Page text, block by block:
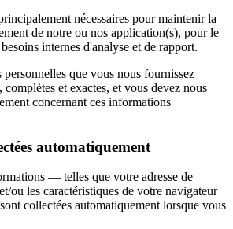
nécessaires pour maintenir la
de notre ou nos application(s), pour le
internes d'analyse et de rapport.
que vous nous fournissez
et exactes, et vous devez nous
concernant ces informations
automatiquement
— telles que votre adresse de
ou les caractéristiques de votre navigateur
collectées automatiquement lorsque vous